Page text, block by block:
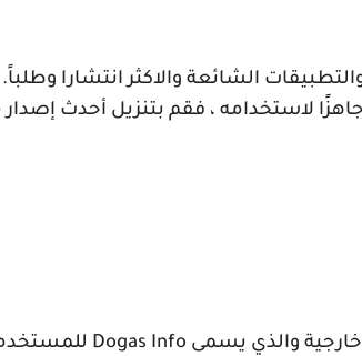
الشائعة والاكثر انتشارا
لاستخدامه ، فقم بتنزيل أحدث
خارجية والذي يسمى Dogas Info